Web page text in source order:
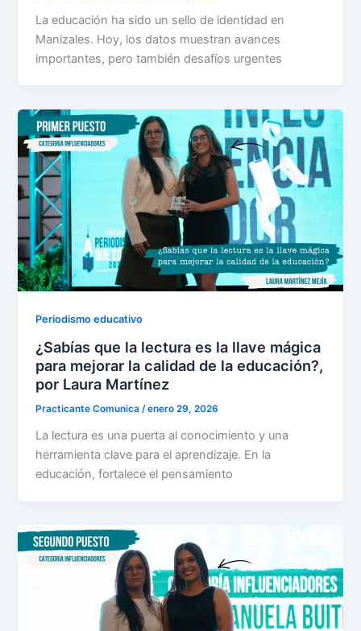
La educación ha sido un sello de identidad en
Manizales. Hoy, los datos muestran avances
importantes, pero también desafíos urgentes
Periodismo educativo
¿Sabías que la lectura es la llave mágica
para mejorar la calidad de la educación?,
por Laura Martínez
Practicante Comunica/enero 29, 2026
La lectura es una puerta al conocimiento y una
herramienta clave para el aprendizaje. En la
educación, fortalece el pensamiento